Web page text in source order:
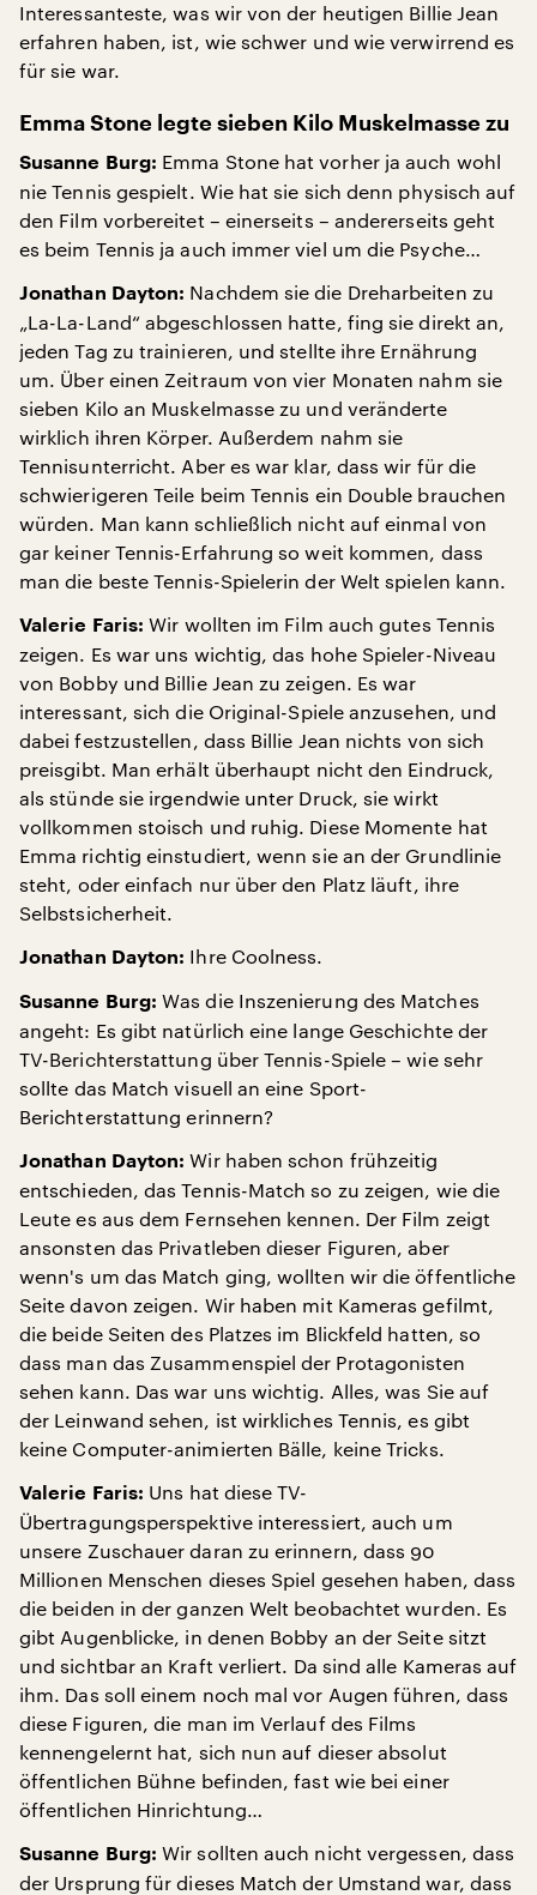
Interessanteste, was wir von der heutigen Billie Jean
erfahren haben, ist, wie schwer und wie verwirrend es
für sie war.
Emma Stone legte sieben Kilo Muskelmasse zu
Susanne Burg: Emma Stone hat vorher ja auch wohl
nie Tennis gespielt. Wie hat sie sich denn physisch auf
den Film vorbereitet – einerseits – andererseits geht
es beim Tennis ja auch immer viel um die Psyche…
Jonathan Dayton: Nachdem sie die Dreharbeiten zu
„La-La-Land“ abgeschlossen hatte, fing sie direkt an,
jeden Tag zu trainieren, und stellte ihre Ernährung
um. Über einen Zeitraum von vier Monaten nahm sie
sieben Kilo an Muskelmasse zu und veränderte
wirklich ihren Körper. Außerdem nahm sie
Tennisunterricht. Aber es war klar, dass wir für die
schwierigeren Teile beim Tennis ein Double brauchen
würden. Man kann schließlich nicht auf einmal von
gar keiner Tennis-Erfahrung so weit kommen, dass
man die beste Tennis-Spielerin der Welt spielen kann.
Valerie Faris: Wir wollten im Film auch gutes Tennis
zeigen. Es war uns wichtig, das hohe Spieler-Niveau
von Bobby und Billie Jean zu zeigen. Es war
interessant, sich die Original-Spiele anzusehen, und
dabei festzustellen, dass Billie Jean nichts von sich
preisgibt. Man erhält überhaupt nicht den Eindruck,
als stünde sie irgendwie unter Druck, sie wirkt
vollkommen stoisch und ruhig. Diese Momente hat
Emma richtig einstudiert, wenn sie an der Grundlinie
steht, oder einfach nur über den Platz läuft, ihre
Selbstsicherheit.
Jonathan Dayton: Ihre Coolness.
Susanne Burg: Was die Inszenierung des Matches
angeht: Es gibt natürlich eine lange Geschichte der
TV-Berichterstattung über Tennis-Spiele – wie sehr
sollte das Match visuell an eine Sport-
Berichterstattung erinnern?
Jonathan Dayton: Wir haben schon frühzeitig
entschieden, das Tennis-Match so zu zeigen, wie die
Leute es aus dem Fernsehen kennen. Der Film zeigt
ansonsten das Privatleben dieser Figuren, aber
wenn's um das Match ging, wollten wir die öffentliche
Seite davon zeigen. Wir haben mit Kameras gefilmt,
die beide Seiten des Platzes im Blickfeld hatten, so
dass man das Zusammenspiel der Protagonisten
sehen kann. Das war uns wichtig. Alles, was Sie auf
der Leinwand sehen, ist wirkliches Tennis, es gibt
keine Computer-animierten Bälle, keine Tricks.
Valerie Faris: Uns hat diese TV-
Übertragungsperspektive interessiert, auch um
unsere Zuschauer daran zu erinnern, dass 90
Millionen Menschen dieses Spiel gesehen haben, dass
die beiden in der ganzen Welt beobachtet wurden. Es
gibt Augenblicke, in denen Bobby an der Seite sitzt
und sichtbar an Kraft verliert. Da sind alle Kameras auf
ihm. Das soll einem noch mal vor Augen führen, dass
diese Figuren, die man im Verlauf des Films
kennengelernt hat, sich nun auf dieser absolut
öffentlichen Bühne befinden, fast wie bei einer
öffentlichen Hinrichtung…
Susanne Burg: Wir sollten auch nicht vergessen, dass
der Ursprung für dieses Match der Umstand war, dass